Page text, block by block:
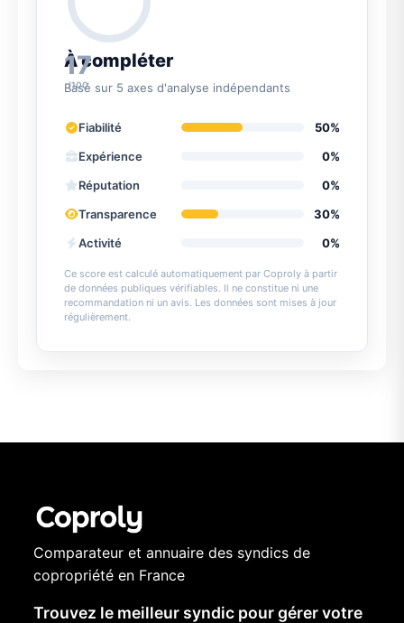
17
/100
À compléter
Basé sur 5 axes d'analyse indépendants
Fiabilité
50%
Expérience
0%
Réputation
0%
Transparence
30%
Activité
0%
Ce score est calculé automatiquement par Coproly à partir
de données publiques vérifiables. Il ne constitue ni une
recommandation ni un avis. Les données sont mises à jour
régulièrement.
Comparateur et annuaire des syndics de
copropriété en France
Trouvez le meilleur syndic pour gérer votre